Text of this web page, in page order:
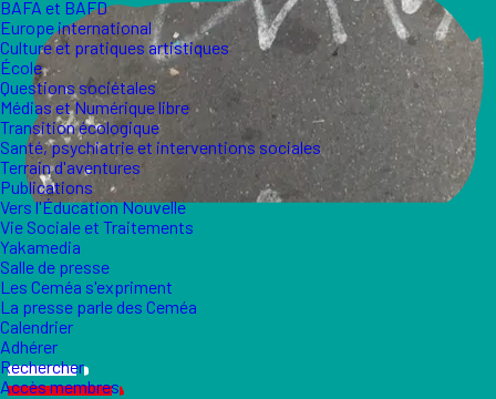
BAFA et BAFD
Europe international
Culture et pratiques artistiques
École
Questions sociétales
Médias et Numérique libre
Transition écologique
Santé, psychiatrie et interventions sociales
Terrain d'aventures
Publications
Vers l'Éducation Nouvelle
Vie Sociale et Traitements
Yakamedia
Salle de presse
Les Ceméa s'expriment
La presse parle des Ceméa
Calendrier
Adhérer
Rechercher
Accès membres